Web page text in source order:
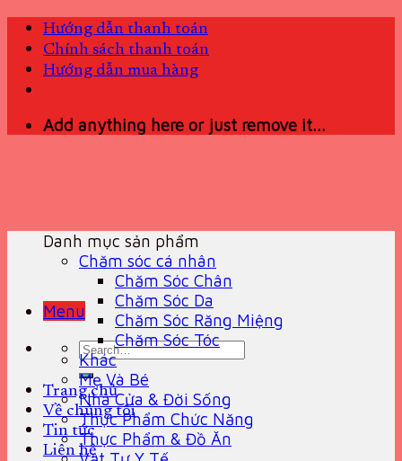
Skip
content
Hướng dẫn thanh toán
Chính sách thanh toán
Hướng dẫn mua hàng
Add anything here or just remove it...
Menu
Search
for:
Trang chủ
Về chúng tôi
Tin tức
Liên hệ
Danh mục sản phẩm
Chăm sóc cá nhân
Chăm Sóc Chân
Chăm Sóc Da
Chăm Sóc Răng Miệng
Chăm Sóc Tóc
Khác
Mẹ Và Bé
Nhà Cửa & Đời Sống
Thực Phẩm Chức Năng
Thực Phẩm & Đồ Ăn